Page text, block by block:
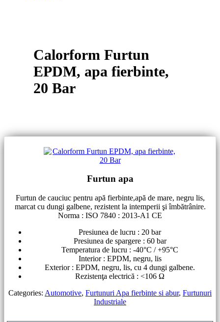
Calorform Furtun
EPDM, apa fierbinte,
20 Bar
Furtun apa
Furtun de cauciuc pentru apă fierbinte,apă de mare, negru lis,
marcat cu dungi galbene, rezistent la intemperii şi îmbătrânire.
Norma : ISO 7840 : 2013-A1 CE
Presiunea de lucru : 20 bar
Presiunea de spargere : 60 bar
Temperatura de lucru : -40°C / +95°C
Interior : EPDM, negru, lis
Exterior : EPDM, negru, lis, cu 4 dungi galbene.
Rezistenţa electrică : <106 Ω
Categories: Automotive, Furtunuri Apa fierbinte si abur, Furtunuri
Industriale